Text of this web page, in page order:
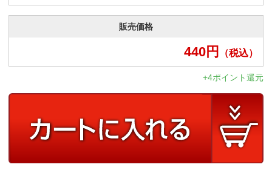
販売価格
440円 （税込）
+4ポイント還元